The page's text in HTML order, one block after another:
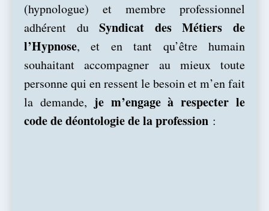
(hypnologue) et membre professionnel
adhérent duSyndicat des Métiers de
l’Hypnose, et en tant qu’être humain
souhaitant accompagner au mieux toute
personne qui en ressent le besoin et m’en fait
la demande, je m’engage à respecter le
code de déontologie de la profession :